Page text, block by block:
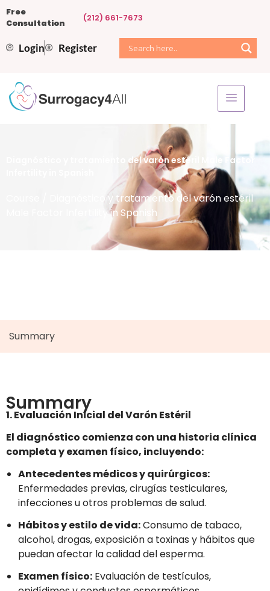
Free
Consultation
(212) 661-7673
Login Register
Diagnóstico y tratamiento del varón estéril Male Factor
/ Diagnóstico y tratamiento del varón estéril
Male Factor Infertility in Spanish
Summary
Summary
1. Evaluación Inicial del Varón Estéril
El diagnóstico comienza con una historia clínica
completa y examen físico, incluyendo:
Antecedentes médicos y quirúrgicos:
Enfermedades previas, cirugías testiculares,
infecciones u otros problemas de salud.
Hábitos y estilo de vida:Consumo de tabaco,
alcohol, drogas, exposición a toxinas y hábitos que
puedan afectar la calidad del esperma.
Examen físico: Evaluación de testículos,